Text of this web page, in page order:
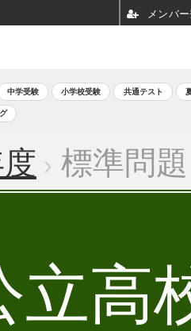
中学受験 小学校受験 共通テスト
標準問
立高